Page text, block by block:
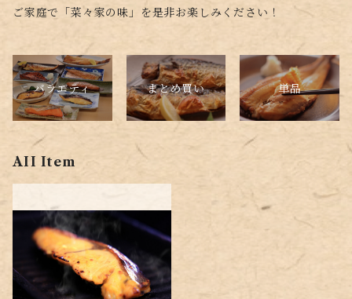
ご家庭で「菜々家の味」を是非お楽しみください！
バラエティ まとめ買い 単品
AII Item